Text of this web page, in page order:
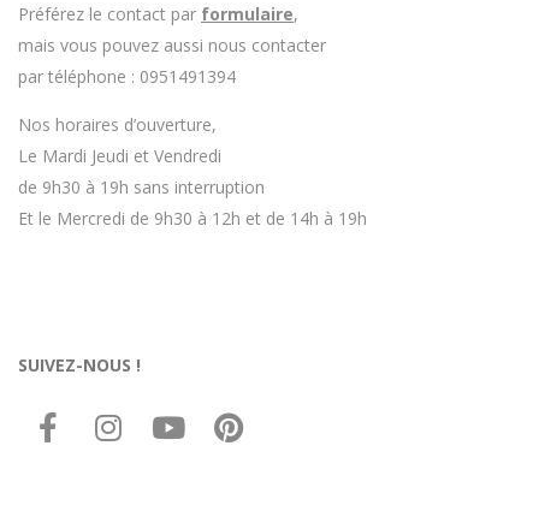
Préférez le contact par formulaire,
mais vous pouvez aussi nous contacter
par téléphone : 0951491394
Nos horaires d’ouverture,
Le Mardi Jeudi et Vendredi
de 9h30 à 19h sans interruption
Et le Mercredi de 9h30 à 12h et de 14h à 19h
SUIVEZ-NOUS !